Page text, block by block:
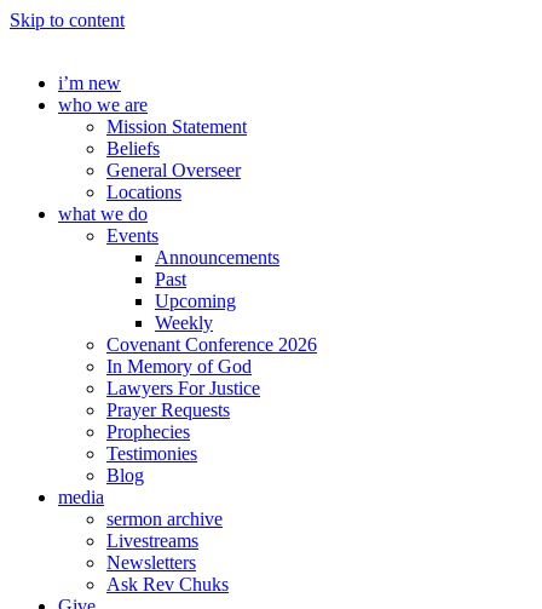
Skip to content
i’m new
who we are
Mission Statement
Beliefs
General Overseer
Locations
what we do
Events
Announcements
Past
Upcoming
Weekly
Covenant Conference 2026
In Memory of God
Lawyers For Justice
Prayer Requests
Prophecies
Testimonies
Blog
media
sermon archive
Livestreams
Newsletters
Ask Rev Chuks